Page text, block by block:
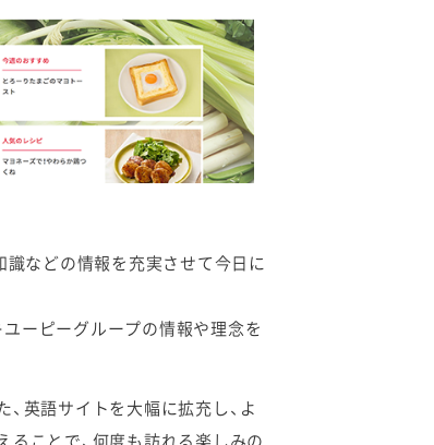
識などの情報を充実させて今日に
ーピーグループの情報や理念を
英語サイトを大幅に拡充し、よ